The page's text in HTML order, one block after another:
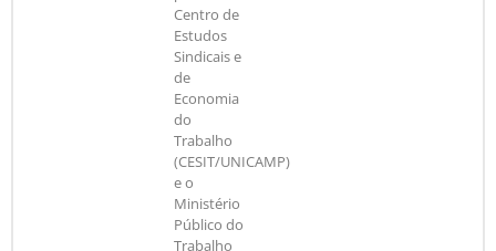
Centro de
Estudos
Sindicais e
de
Economia
do
Trabalho
(CESIT/UNICAMP)
e o
Ministério
Público do
Trabalho